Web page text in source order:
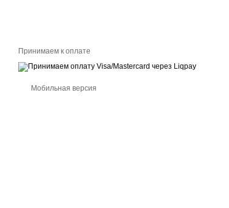
Принимаем к оплате
Мобильная версия